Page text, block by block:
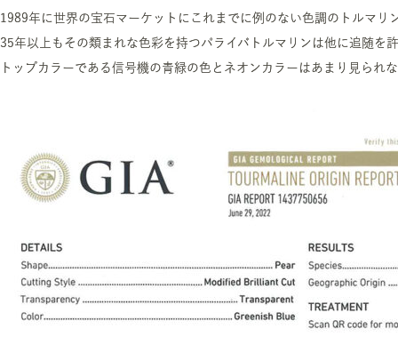
1989年に世界の宝石マーケットにこれまでに例のない色調のトルマリ
35年以上もその類まれな色彩を持つパライバトルマリンは他に追随を
トップカラーである信号機の青緑の色とネオンカラーはあまり見られ